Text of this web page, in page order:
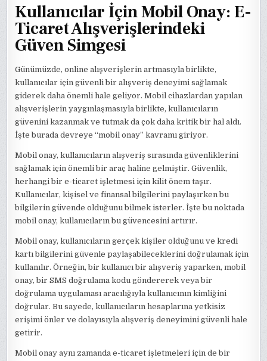
Kullanıcılar İçin Mobil Onay: E-
Ticaret Alışverişlerindeki
Güven Simgesi
Günümüzde, online alışverişlerin artmasıyla birlikte,
kullanıcılar için güvenli bir alışveriş deneyimi sağlamak
giderek daha önemli hale geliyor. Mobil cihazlardan yapılan
alışverişlerin yaygınlaşmasıyla birlikte, kullanıcıların
güvenini kazanmak ve tutmak da çok daha kritik bir hal aldı.
İşte burada devreye “mobil onay” kavramı giriyor.
Mobil onay, kullanıcıların alışveriş sırasında güvenliklerini
sağlamak için önemli bir araç haline gelmiştir. Güvenlik,
herhangi bir e-ticaret işletmesi için kilit önem taşır.
Kullanıcılar, kişisel ve finansal bilgilerini paylaşırken bu
bilgilerin güvende olduğunu bilmek isterler. İşte bu noktada
mobil onay, kullanıcıların bu güvencesini artırır.
Mobil onay, kullanıcıların gerçek kişiler olduğunu ve kredi
kartı bilgilerini güvenle paylaşabileceklerini doğrulamak için
kullanılır. Örneğin, bir kullanıcı bir alışveriş yaparken, mobil
onay, bir SMS doğrulama kodu göndererek veya bir
doğrulama uygulaması aracılığıyla kullanıcının kimliğini
doğrular. Bu sayede, kullanıcıların hesaplarına yetkisiz
erişimi önler ve dolayısıyla alışveriş deneyimini güvenli hale
getirir.
Mobil onay aynı zamanda e-ticaret işletmeleri için de bir